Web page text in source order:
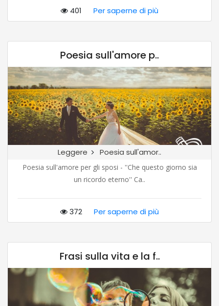
401 Per saperne di più
Poesia sull'amore p..
Leggere Poesia sull'amor..
Poesia sull'amore per gli sposi - ''Che questo giorno sia
un ricordo eterno'' Ca..
372 Per saperne di più
Frasi sulla vita e la f..